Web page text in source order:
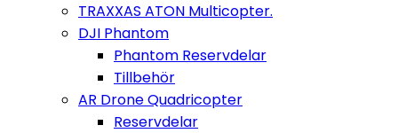
TRAXXAS ATON Multicopter.
DJI Phantom
Phantom Reservdelar
Tillbehör
AR Drone Quadricopter
Reservdelar